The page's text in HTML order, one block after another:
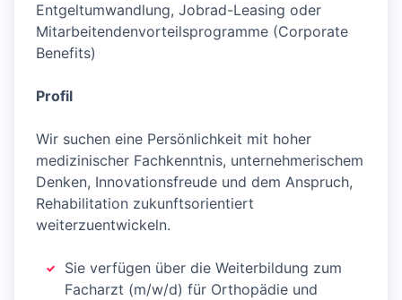
Entgeltumwandlung, Jobrad-Leasing oder
Mitarbeitendenvorteilsprogramme (Corporate
Benefits)
Profil
Wir suchen eine Persönlichkeit mit hoher
medizinischer Fachkenntnis, unternehmerischem
Denken, Innovationsfreude und dem Anspruch,
Rehabilitation zukunftsorientiert
weiterzuentwickeln.
Sie verfügen über die Weiterbildung zum
Facharzt (m/w/d) für Orthopädie und